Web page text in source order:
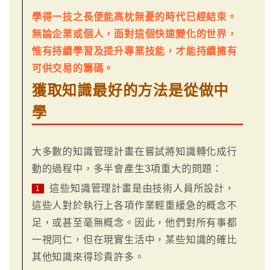
學得一技之長便能高枕無憂的時代已經結束。
無論企業或個人，面對這個快速變化的世界，
惟有持續學習及提升專業技能，才能持續擁有
可供交易的籌碼。
獲取知識最好的方法是從做中
學
大多數的知識管理計畫在嘗試將知識轉化成行
動的過程中，多半會產生3項重大的問題：
1
這些知識管理計畫是由技術人員所設計，
這些人對於執行上各項作業輕重緩急的概念不
足，或甚至毫無概念。因此，他們對所有事都
一視同仁，但在現實生活中，某些知識的確比
其他知識來得珍貴許多。